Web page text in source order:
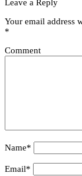
Leave a Reply
Your email address
*
Comment
Name*
Email*